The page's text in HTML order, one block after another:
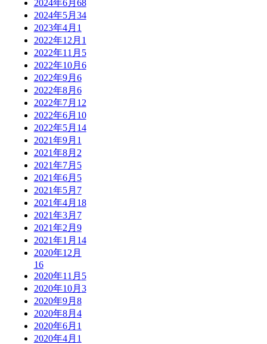
2024年6月 68
2024年5月 34
2023年4月 1
2022年12月 1
2022年11月 5
2022年10月 6
2022年9月 6
2022年8月 6
2022年7月 12
2022年6月 10
2022年5月 14
2021年9月 1
2021年8月 2
2021年7月 5
2021年6月 5
2021年5月 7
2021年4月 18
2021年3月 7
2021年2月 9
2021年1月 14
2020年12月
16
2020年11月 5
2020年10月 3
2020年9月 8
2020年8月 4
2020年6月 1
2020年4月 1